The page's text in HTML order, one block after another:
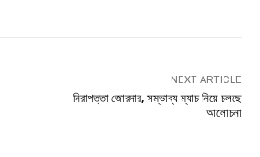
NEXT ARTICLE
নিরাপত্তা জোরদার, সম্ভাব্য ম্যাচ নিয়ে চলছে
আলোচনা